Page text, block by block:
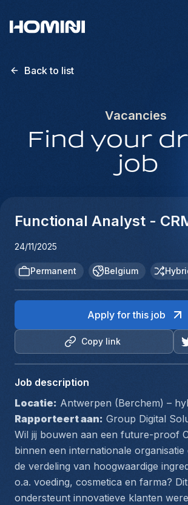
Back to list
Vacancies
Find your
job
Functional Analyst -
24/11/2025
Permanent Belgium
Copy link
Apply for this job
Job description
Locatie: Antwerpen (Berchem) –
Rapporteert aan: Group Digital
Wil jij bouwen aan een future-proof
binnen een internationale organisatie
de verdeling van hoogwaardige
o.a. voeding, cosmetica en farma?
ondersteunt innovatieve klanten